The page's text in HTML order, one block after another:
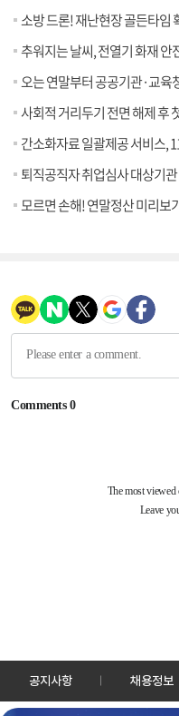
소방 드론! 재난현장 골든타임
추워지는 날씨, 전열기 화재 안
오는 연말부터 공공기관·교육청 혜
사회적 거리두기 전면 해제 후 첫 연
간소화자료 일괄제공 서비스, 11
퇴직공직자 취업심사 대상기
모르면 손해! 연말정산 미리보
공지사항 채용정보